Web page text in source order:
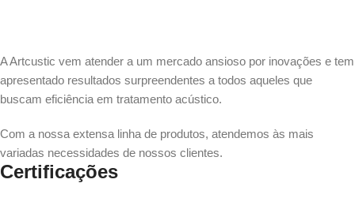
A Artcustic vem atender a um mercado ansioso por inovações e tem
apresentado resultados surpreendentes a todos aqueles que
buscam eficiência em tratamento acústico.
Com a nossa extensa linha de produtos, atendemos às mais
variadas necessidades de nossos clientes.
Certificações